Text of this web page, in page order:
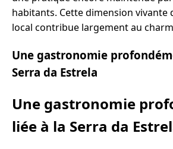
habitants. Cette dimension vivante
local contribue largement au
Une gastronomie
Serra da Estrela
Une gastronomie
liée à la Serra da